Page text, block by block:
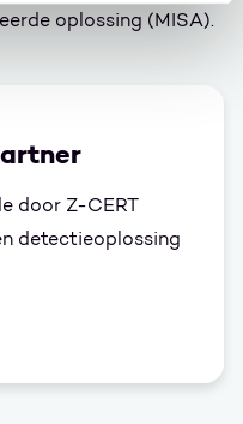
oplossing (MISA).
door Z-CERT
detectieoplossing